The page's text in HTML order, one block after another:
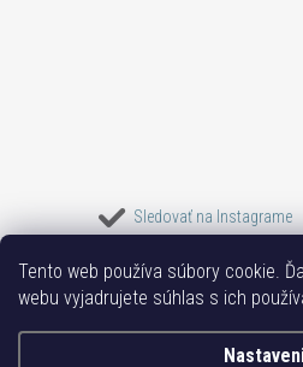
Tento web používa súbory cookie.
webu vyjadrujete súhlas s ich
Sledovať na Instagrame
Bižuterie TOP Vše k mobilu